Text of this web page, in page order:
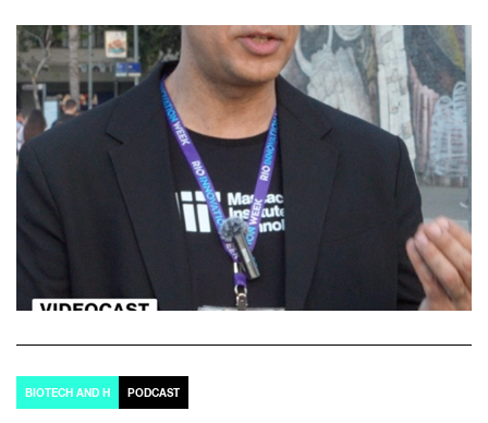
BIOTECH AND H PODCAST